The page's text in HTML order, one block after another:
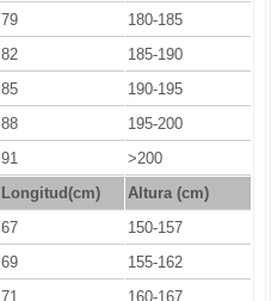
79
180-185
82
185-190
85
190-195
88
195-200
91
>200
Longitud(cm)
Altura (cm)
67
150-157
69
155-162
71
160-167